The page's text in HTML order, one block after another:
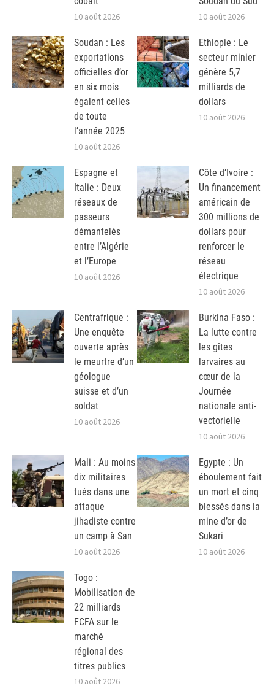
10 août 2026 10 août 2026
Soudan : Les
exportations
officielles d’or
en six mois
égalent celles
de toute
l’année 2025
10 août 2026
Ethiopie : Le
secteur minier
génère 5,7
milliards de
dollars
10 août 2026
Espagne et
Italie : Deux
réseaux de
passeurs
démantelés
entre l’Algérie
et l’Europe
10 août 2026
Côte d’Ivoire :
Un financement
américain de
300 millions de
dollars pour
renforcer le
réseau
électrique
10 août 2026
Centrafrique :
Une enquête
ouverte après
le meurtre d’un
géologue
suisse et d’un
soldat
10 août 2026
Burkina Faso :
La lutte contre
les gîtes
larvaires au
cœur de la
Journée
nationale anti-
vectorielle
10 août 2026
Mali : Au moins
dix militaires
tués dans une
attaque
jihadiste contre
un camp à San
10 août 2026
Egypte : Un
éboulement fait
un mort et cinq
blessés dans la
mine d’or de
Sukari
10 août 2026
Togo :
Mobilisation de
22 milliards
FCFA sur le
marché
régional des
titres publics
10 août 2026